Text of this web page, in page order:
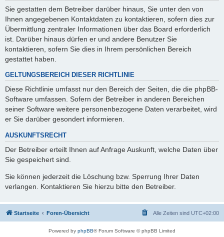
Sie gestatten dem Betreiber darüber hinaus, Sie unter den von
Ihnen angegebenen Kontaktdaten zu kontaktieren, sofern dies zur
Übermittlung zentraler Informationen über das Board erforderlich
ist. Darüber hinaus dürfen er und andere Benutzer Sie
kontaktieren, sofern Sie dies in Ihrem persönlichen Bereich
gestattet haben.
GELTUNGSBEREICH DIESER RICHTLINIE
Diese Richtlinie umfasst nur den Bereich der Seiten, die die phpBB-
Software umfassen. Sofern der Betreiber in anderen Bereichen
seiner Software weitere personenbezogene Daten verarbeitet, wird
er Sie darüber gesondert informieren.
AUSKUNFTSRECHT
Der Betreiber erteilt Ihnen auf Anfrage Auskunft, welche Daten über
Sie gespeichert sind.
Sie können jederzeit die Löschung bzw. Sperrung Ihrer Daten
verlangen. Kontaktieren Sie hierzu bitte den Betreiber.
Startseite Foren-Übersicht Alle Zeiten sind UTC+02:00
Powered by phpBB® Forum Software © phpBB Limited